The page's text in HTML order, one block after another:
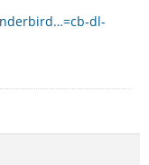
dl-